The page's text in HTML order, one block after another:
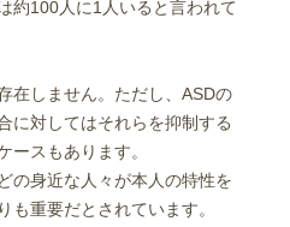
約100人に1人いると言われて
在しません。ただし、ASDの
に対してはそれらを抑制する
ースもあります。
の身近な人々が本人の特性を
も重要だとされています。